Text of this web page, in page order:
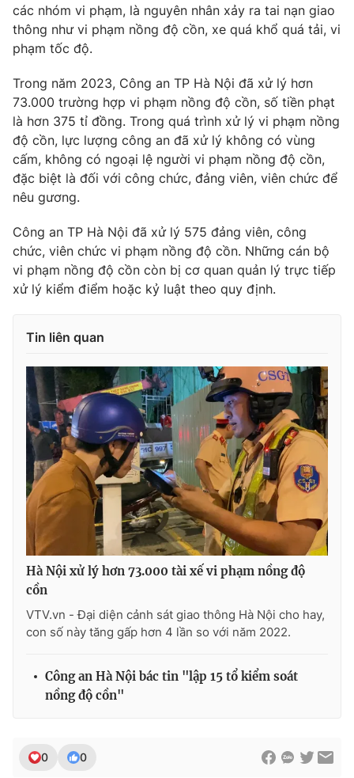
Phim VTV
Hậu trường
Nhân vật
Khán giả
Giải sao mai
Giải trí
Điện ảnh
Âm nhạc
Sao
Du lịch
Làm đẹp
Chất lượng cuộc sống
Giáo dục
Tuyển sinh
Học trực tuyến
Công nghệ
Hitech Công nghệ tương lai
Sản phẩm
Thị trường
Tư vấn
Giao lưu trực tuyến
Lịch phát sóng
Emagazine
Photo Infographic
Video Shorts video
VTV Money VTV Thể thao
VTV Sức khoẻ Bất động sản
Thị trường 24h Tấm lòng Việt
VTV4 Vươn mình bằng AI
các nhóm vi phạm, là nguyên nhân xảy ra tai nạn giao
thông như vi phạm nồng độ cồn, xe quá khổ quá tải, vi
phạm tốc độ.
Trong năm 2023, Công an TP Hà Nội đã xử lý hơn
73.000 trường hợp vi phạm nồng độ cồn, số tiền phạt
là hơn 375 tỉ đồng. Trong quá trình xử lý vi phạm nồng
độ cồn, lực lượng công an đã xử lý không có vùng
cấm, không có ngoại lệ người vi phạm nồng độ cồn,
đặc biệt là đối với công chức, đảng viên, viên chức để
nêu gương.
Công an TP Hà Nội đã xử lý 575 đảng viên, công
chức, viên chức vi phạm nồng độ cồn. Những cán bộ
vi phạm nồng độ cồn còn bị cơ quan quản lý trực tiếp
xử lý kiểm điểm hoặc kỷ luật theo quy định.
Tin liên quan
Hà Nội xử lý hơn 73.000 tài xế vi phạm nồng độ
cồn
VTV.vn - Đại diện cảnh sát giao thông Hà Nội cho hay,
con số này tăng gấp hơn 4 lần so với năm 2022.
Công an Hà Nội bác tin "lập 15 tổ kiểm soát
nồng độ cồn"
0 0